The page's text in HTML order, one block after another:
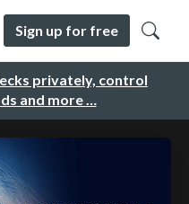
privately, control
and more …
Sign up for free